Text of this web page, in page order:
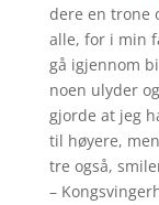
dere en trone
alle, for i min
gå igjennom
noen ulyder
gjorde at jeg
til høyere,
tre også,
–